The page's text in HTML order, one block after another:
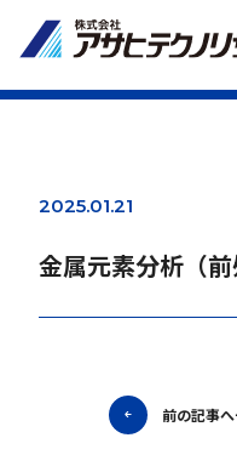
2025.01.21
金属元素分析（前
前の記事へ